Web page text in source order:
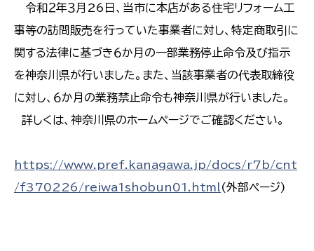
令和２年３月26日、当市に本店がある住宅リフォーム工
事等の訪問販売を行っていた事業者に対し、特定商取引に
関する法律に基づき６か月の一部業務停止命令及び指示
を神奈川県が行いました。また、当該事業者の代表取締役
に対し、６か月の業務禁止命令も神奈川県が行いました。
詳しくは、神奈川県のホームページでご確認ください。
https://www.pref.kanagawa.jp/docs/r7b/cnt
/f370226/reiwa1shobun01.html (外部ページ)